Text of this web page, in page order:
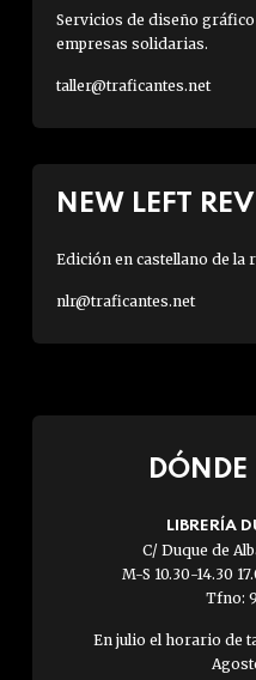
Servicios de diseño
empresas solidarias.
taller@traficantes.net
NEW LEFT
Edición en castellano de la
nlr@traficantes.net
LIBRERÍA
C/ Duque de
M-S 10.30-14.30
Tfno:
En julio el horario de